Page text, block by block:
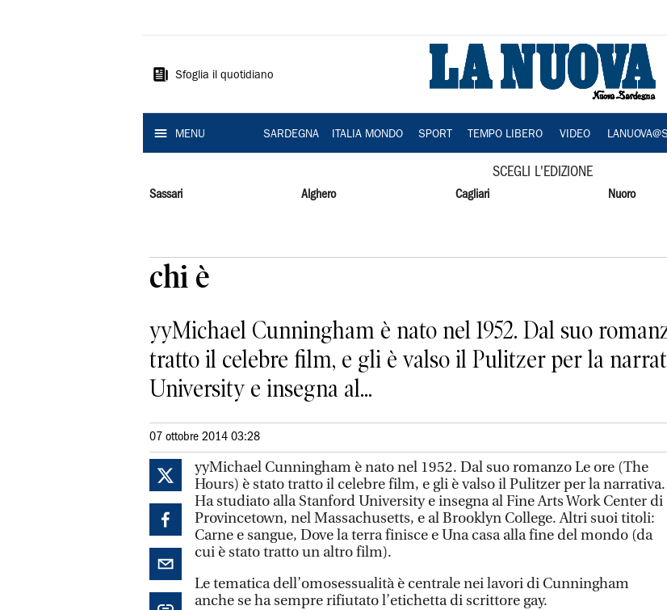
Sardegna
Sfoglia il quotidiano
MENU SARDEGNA ITALIA MONDO SPORT TEMPO LIBERO VIDEO
SCEGLI L'EDIZIONE
Sassari Alghero Cagliari Nuoro
chi è
yyMichael Cunningham è nato nel 1952. Dal suo
tratto il celebre film, e gli è valso il Pulitzer per la
University e insegna al...
07 ottobre 2014 03:28
yyMichael Cunningham è nato nel 1952. Dal suo romanzo Le ore (The
Hours) è stato tratto il celebre film, e gli è valso il Pulitzer per la narrativa.
Ha studiato alla Stanford University e insegna al Fine Arts Work Center di
Provincetown, nel Massachusetts, e al Brooklyn College. Altri suoi titoli:
Carne e sangue, Dove la terra finisce e Una casa alla fine del mondo (da
cui è stato tratto un altro film).
Le tematica dell’omosessualità è centrale nei lavori di Cunningham
anche se ha sempre rifiutato l’etichetta di scrittore gay.